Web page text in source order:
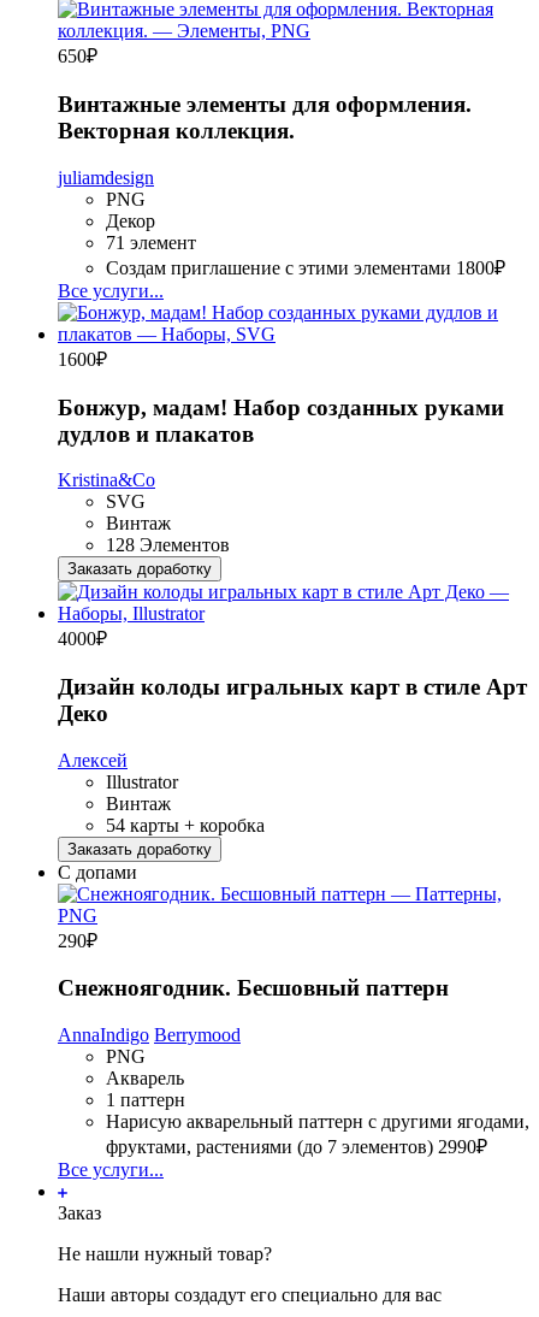
650₽
Винтажные элементы для оформления.
Векторная коллекция.
juliamdesign
PNG
Декор
71 элемент
Создам приглашение с этими элементами 1800₽
Все услуги...
1600₽
Бонжур, мадам! Набор созданных руками
дудлов и плакатов
Kristina&Co
SVG
Винтаж
128 Элементов
Заказать доработку
4000₽
Дизайн колоды игральных карт в стиле Арт
Деко
Алексей
Illustrator
Винтаж
54 карты + коробка
Заказать доработку
С допами
290₽
Снежноягодник. Бесшовный паттерн
AnnaIndigo Berrymood
PNG
Акварель
1 паттерн
Нарисую акварельный паттерн с другими ягодами,
фруктами, растениями (до 7 элементов) 2990₽
Все услуги...
Заказ
Не нашли нужный товар?
Наши авторы создадут его специально для вас